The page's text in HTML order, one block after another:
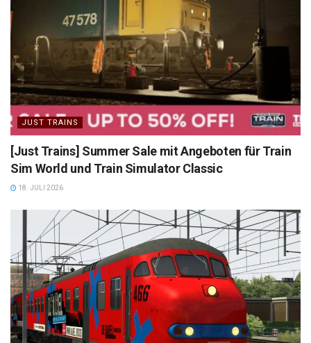
JUST TRAINS
[Just Trains] Summer Sale mit Angeboten für Train
Sim World und Train Simulator Classic
18. JULI 2026